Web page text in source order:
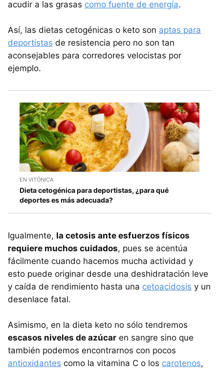
acudir a las grasas como fuente de energía.
Así, las dietas cetogénicas o keto son aptas para
deportistas de resistencia pero no son tan
aconsejables para corredores velocistas por
ejemplo.
EN VITÓNICA
Dieta cetogénica para deportistas, ¿para qué
deportes es más adecuada?
Igualmente, la cetosis ante esfuerzos físicos
requiere muchos cuidados, pues se acentúa
fácilmente cuando hacemos mucha actividad y
esto puede originar desde una deshidratación leve
y caída de rendimiento hasta una cetoacidosis y un
desenlace fatal.
Asimismo, en la dieta keto no sólo tendremos
escasos niveles de azúcar en sangre sino que
también podemos encontrarnos con pocos
antioxidantes como la vitamina C o los carotenos,